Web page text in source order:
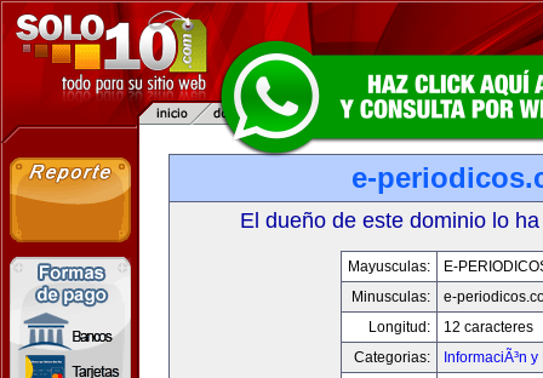
e-
El dueño de este dominio lo
Mayusculas:
E-
Minusculas:
e-
Longitud:
12 caracteres
Categorias:
InformaciÃ³n